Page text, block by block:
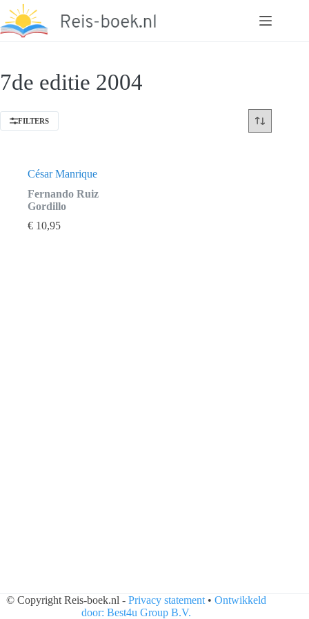
naar
de
7de editie 2004
FILTERS
César Manrique
Fernando Ruiz
Gordillo
€ 10,95
© Copyright Reis-boek.nl - Privacy statement • Ontwikkeld
door: Best4u Group B.V.